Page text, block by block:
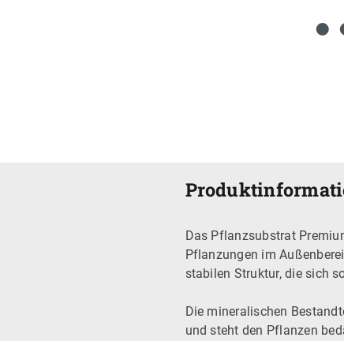
Das Pflanzsubstrat
Pflanzungen im
stabilen Struktur, die sich
Die mineralischen
und steht den Pflanzen